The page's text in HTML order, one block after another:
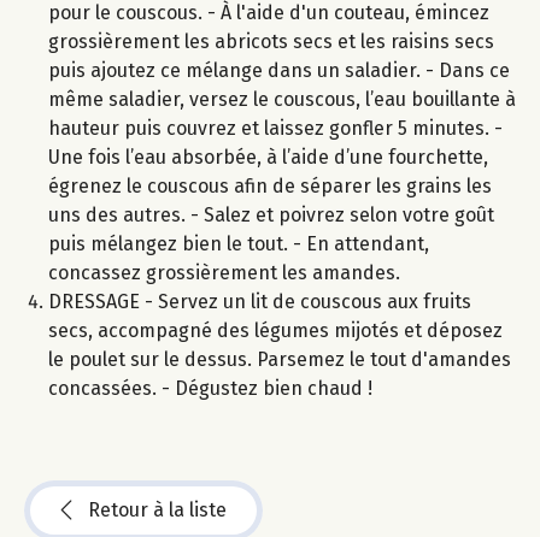
pour le couscous. - À l'aide d'un couteau, émincez
grossièrement les abricots secs et les raisins secs
puis ajoutez ce mélange dans un saladier. - Dans ce
même saladier, versez le couscous, l’eau bouillante à
hauteur puis couvrez et laissez gonfler 5 minutes. -
Une fois l’eau absorbée, à l’aide d’une fourchette,
égrenez le couscous afin de séparer les grains les
uns des autres. - Salez et poivrez selon votre goût
puis mélangez bien le tout. - En attendant,
concassez grossièrement les amandes.
DRESSAGE - Servez un lit de couscous aux fruits
secs, accompagné des légumes mijotés et déposez
le poulet sur le dessus. Parsemez le tout d'amandes
concassées. - Dégustez bien chaud !
Retour à la liste